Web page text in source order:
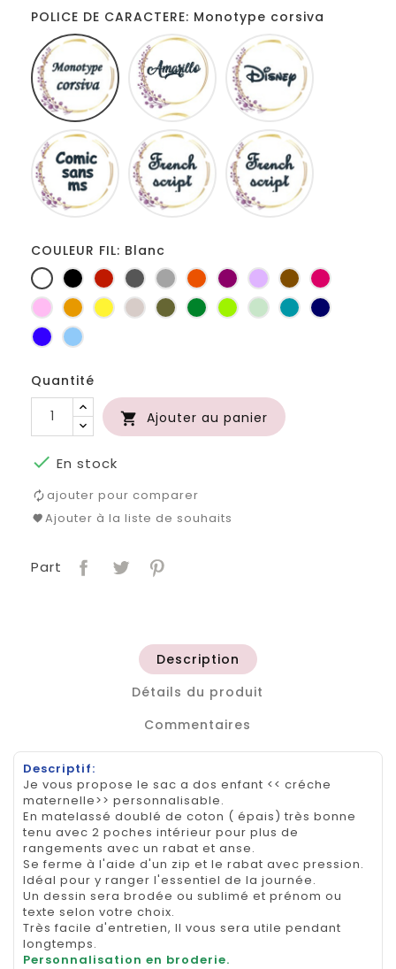
POLICE DE CARACTERE: Monotype corsiva
Monotype
corsiva
Amarillo
Comic
sans
ms
French
script
COULEUR FIL: Blanc
BlancNoir RougeGris
foncé
Gris
clair
Orange
PruneLilasMarronFuchsia
RoseJaune
d'or
jauneFicelleKaki Vert
bouteille
Anis Vert
d'eau
Turquoise
Marine
Bleu
roi
Bleu
Quantité
 Ajouter au panier
 En stock
ajouter pour comparer
Ajouter à la liste de souhaits
Part
Description
Détails du produit
Commentaires
Descriptif:
Je vous propose le sac a dos enfant << créche
maternelle>> personnalisable.
En matelassé doublé de coton ( épais) très bonne
tenu avec 2 poches intérieur pour plus de
rangements avec un rabat et anse.
Se ferme à l'aide d'un zip et le rabat avec pression.
Idéal pour y ranger l'essentiel de la journée.
Un dessin sera brodée ou sublimé et prénom ou
texte selon votre choix.
Très facile d'entretien, Il vous sera utile pendant
longtemps.
Personnalisation en broderie.